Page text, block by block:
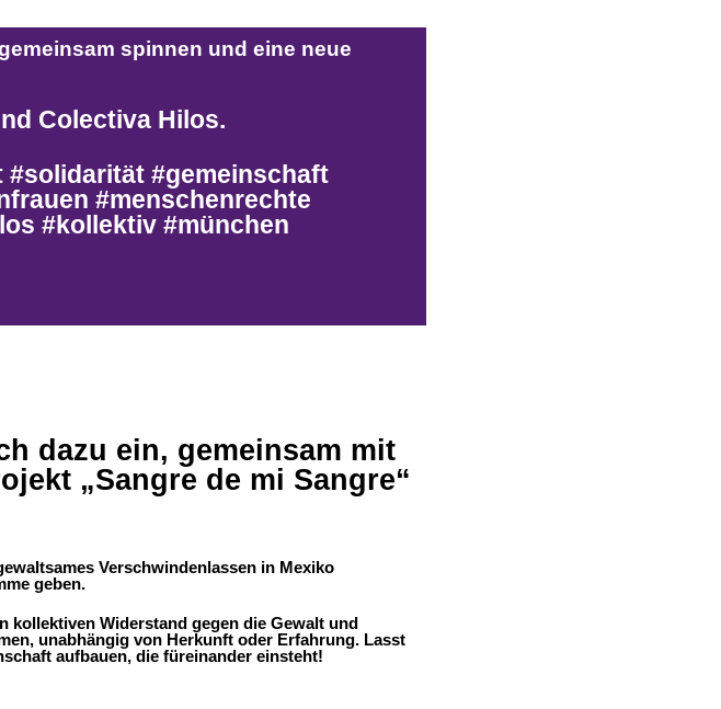
spinnen und eine neue
Colectiva Hilos.
#gemeinschaft
#menschenrechte
#kollektiv #münchen
dazu ein, gemeinsam mit
„Sangre de mi Sangre“
Verschwindenlassen in Mexiko
geben.
kollektiven Widerstand gegen die Gewalt und
unabhängig von Herkunft oder Erfahrung. Lasst
aufbauen, die füreinander einsteht!